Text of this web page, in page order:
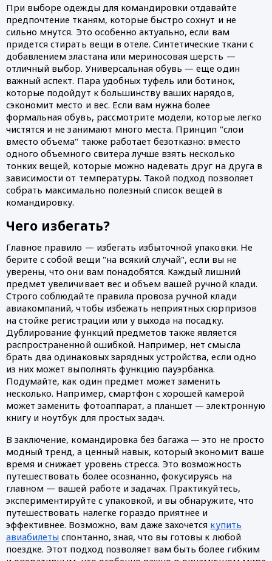
При выборе одежды для командировки отдавайте
предпочтение тканям, которые быстро сохнут и не
сильно мнутся. Это особенно актуально, если вам
придется стирать вещи в отеле. Синтетические ткани с
добавлением эластана или мериносовая шерсть —
отличный выбор. Универсальная обувь — еще один
важный аспект. Пара удобных туфель или ботинок,
которые подойдут к большинству ваших нарядов,
сэкономит место и вес. Если вам нужна более
формальная обувь, рассмотрите модели, которые легко
чистятся и не занимают много места. Принцип "слои
вместо объема" также работает безотказно: вместо
одного объемного свитера лучше взять несколько
тонких вещей, которые можно надевать друг на друга в
зависимости от температуры. Такой подход позволяет
собрать максимально полезный список вещей в
командировку.
Чего избегать?
Главное правило — избегать избыточной упаковки. Не
берите с собой вещи "на всякий случай", если вы не
уверены, что они вам понадобятся. Каждый лишний
предмет увеличивает вес и объем вашей ручной клади.
Строго соблюдайте правила провоза ручной клади
авиакомпаний, чтобы избежать неприятных сюрпризов
на стойке регистрации или у выхода на посадку.
Дублирование функций предметов также является
распространенной ошибкой. Например, нет смысла
брать два одинаковых зарядных устройства, если одно
из них может выполнять функцию пауэрбанка.
Подумайте, как один предмет может заменить
несколько. Например, смартфон с хорошей камерой
может заменить фотоаппарат, а планшет — электронную
книгу и ноутбук для простых задач.
В заключение, командировка без багажа — это не просто
модный тренд, а ценный навык, который экономит ваше
время и снижает уровень стресса. Это возможность
путешествовать более осознанно, фокусируясь на
главном — вашей работе и задачах. Практикуйтесь,
экспериментируйте с упаковкой, и вы обнаружите, что
путешествовать налегке гораздо приятнее и
эффективнее. Возможно, вам даже захочется купить
авиабилеты спонтанно, зная, что вы готовы к любой
поездке. Этот подход позволяет вам быть более гибким